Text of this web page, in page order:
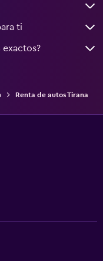
ti
exactos?
Renta de autos Tirana